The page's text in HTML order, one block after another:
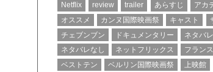
Netflix
review trailer あらすじ
アカ
オススメ
カンヌ国際映画祭 キャスト
チェブンブン
ドキュメンタリー
ネタバレ
ネタバレなし
ネットフリックス
フランス
ベストテン
ベルリン国際映画祭 上映館